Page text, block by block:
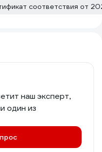
соответствия от
наш эксперт,
один из